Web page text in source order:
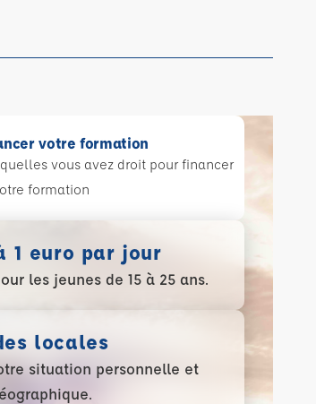
votre formation
vous avez droit pour financer
formation
1 euro par jour
les jeunes de 15 à 25 ans.
locales
situation personnelle et